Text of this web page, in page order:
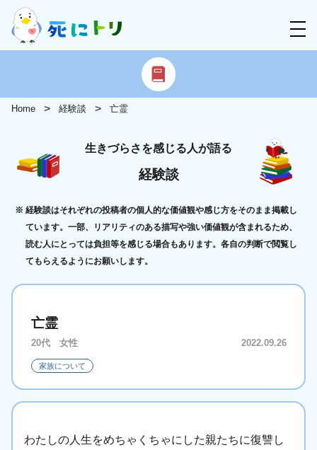
Home 経験談 亡霊
生きづらさを感じる人が語る
経験談
経験談はそれぞれの投稿者の個人的な価値観や感じ方をそのまま掲載し
ています。一部、リアリティのある描写や強い価値観が含まれるため、
読む人にとっては負担等を感じる場合もあります。各自の判断で閲覧し
てもらえるようにお願いします。
亡霊
20代 女性 2022.09.26
家族について
わたしの人生をめちゃくちゃにした親たちに復讐し